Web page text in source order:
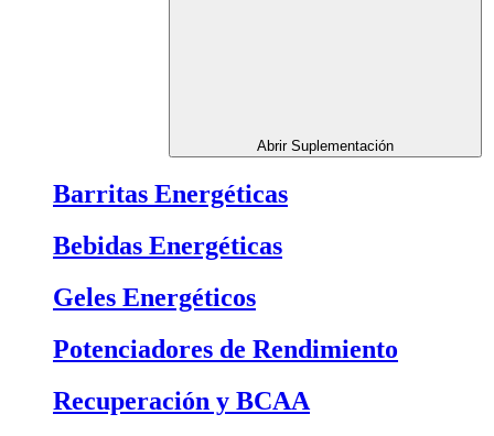
Abrir Suplementación
Barritas Energéticas
Bebidas Energéticas
Geles Energéticos
Potenciadores de Rendimiento
Recuperación y BCAA